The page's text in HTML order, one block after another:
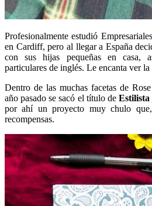
Profesionalmente estudió
en Cardiff, pero al llegar a España
con sus hijas pequeñas en casa,
particulares de inglés. Le encanta ver
Dentro de las muchas facetas de
año pasado se sacó el título deEstilista
por ahí un proyecto muy chulo
recompensas.